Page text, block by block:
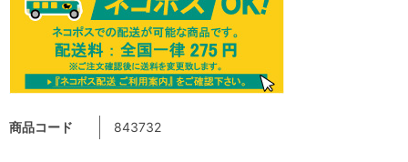
商品コード 843732